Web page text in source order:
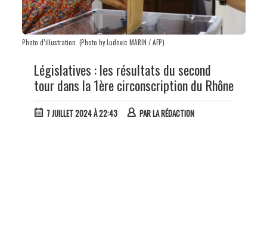
Photo d’illustration. (Photo by Ludovic MARIN / AFP)
Législatives : les résultats du second
tour dans la 1ère circonscription du Rhône
7 JUILLET 2024 À 22:43 PARLA RÉDACTION